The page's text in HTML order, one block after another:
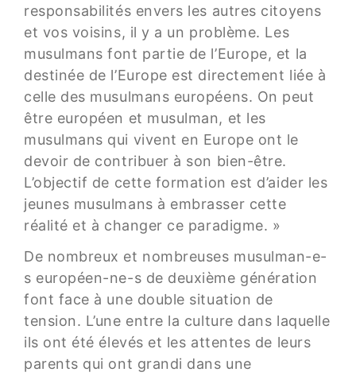
responsabilités envers les autres citoyens
et vos voisins, il y a un problème. Les
musulmans font partie de l’Europe, et la
destinée de l’Europe est directement liée à
celle des musulmans européens. On peut
être européen et musulman, et les
musulmans qui vivent en Europe ont le
devoir de contribuer à son bien-être.
L’objectif de cette formation est d’aider les
jeunes musulmans à embrasser cette
réalité et à changer ce paradigme. »
De nombreux et nombreuses musulman-e-
s européen-ne-s de deuxième génération
font face à une double situation de
tension. L’une entre la culture dans laquelle
ils ont été élevés et les attentes de leurs
parents qui ont grandi dans une